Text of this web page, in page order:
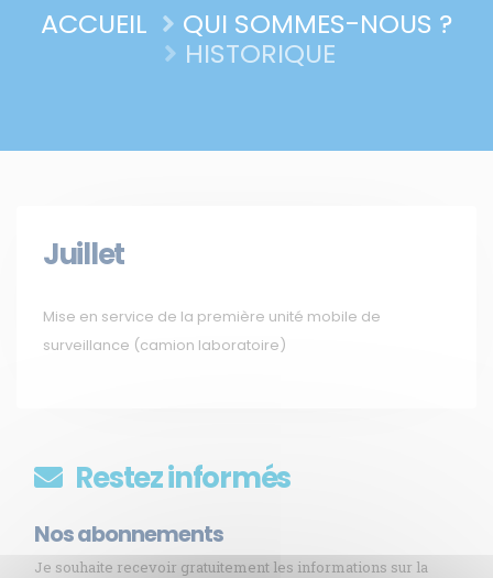
ACCUEIL
QUI SOMMES-NOUS ?
HISTORIQUE
Juillet
Mise en service de la première unité mobile de
surveillance (camion laboratoire)
Restez informés
Nos abonnements
Je souhaite recevoir gratuitement les informations sur la